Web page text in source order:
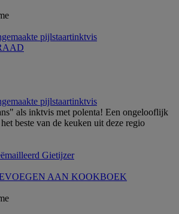
pijlstaartinktvis
pijlstaartinktvis
als inktvis met polenta! Een ongelooflijk
beste van de keuken uit deze regio
Gietijzer
AAN KOOKBOEK